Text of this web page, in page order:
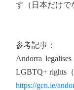
す（日本だけで
参考記事：
Andorra
LGBTQ+ rights（
https://gcn.ie/